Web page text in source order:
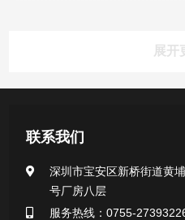
展开
一次性使用采样器系列
联系我们
深圳市宝安区新桥街道黄
号厂房八层
服务热线：0755-